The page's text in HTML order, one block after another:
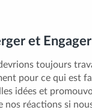
et Engager
toujours
pour ce qui est
idées et
nos réactions si